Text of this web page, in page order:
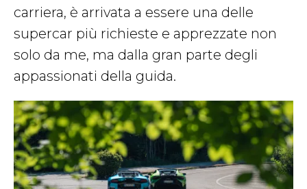
carriera, è arrivata a essere una delle
supercar più richieste e apprezzate non
solo da me, ma dalla gran parte degli
appassionati della guida.